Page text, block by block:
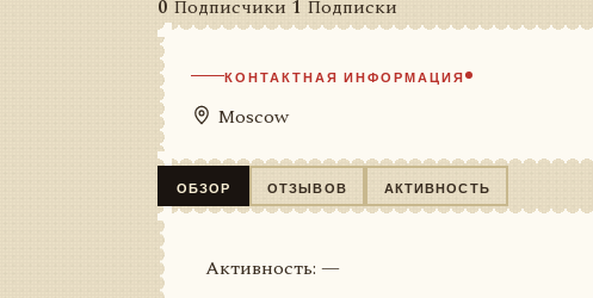
0 Подписчики 1 Подписки
КОНТАКТНАЯ ИНФОРМАЦИЯ
Moscow
ОБЗОР ОТЗЫВОВ АКТИВНОСТЬ
Активность: —